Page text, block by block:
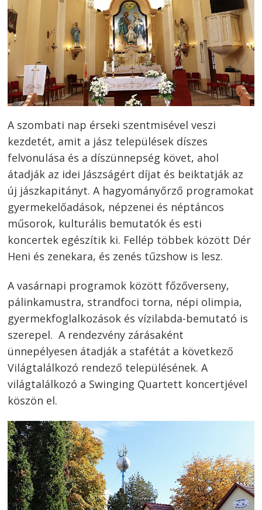
A szombati nap érseki szentmisével veszi
kezdetét, amit a jász települések díszes
felvonulása és a díszünnepség követ, ahol
átadják az idei Jászságért díjat és beiktatják az
új jászkapitányt. A hagyományőrző programokat
gyermekelőadások, népzenei és néptáncos
műsorok, kulturális bemutatók és esti
koncertek egészítik ki. Fellép többek között Dér
Heni és zenekara, és zenés tűzshow is lesz.
A vasárnapi programok között főzőverseny,
pálinkamustra, strandfoci torna, népi olimpia,
gyermekfoglalkozások és vízilabda-bemutató is
szerepel. A rendezvény zárásaként
ünnepélyesen átadják a stafétát a következő
Világtalálkozó rendező településének. A
világtalálkozó a Swinging Quartett koncertjével
köszön el.